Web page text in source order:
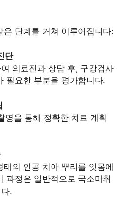
은 단계를 거쳐 이루어집니다:
단
의료진과 상담 후, 구강검사
필요한 부분을 평가합니다.
영을 통해 정확한 치료 계획
태의 인공 치아 뿌리를 잇몸에
과정은 일반적으로 국소마취
.